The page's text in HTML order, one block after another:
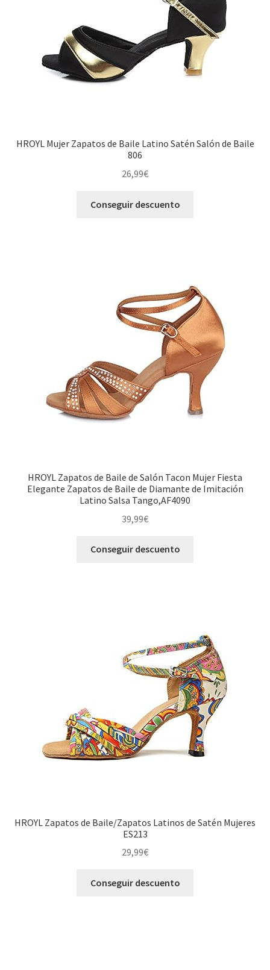
HROYL Mujer Zapatos de Baile Latino Satén Salón de Baile
806
26,99€
Conseguir descuento
HROYL Zapatos de Baile de Salón Tacon Mujer Fiesta
Elegante Zapatos de Baile de Diamante de Imitación
Latino Salsa Tango,AF4090
39,99€
Conseguir descuento
HROYL Zapatos de Baile/Zapatos Latinos de Satén Mujeres
ES213
29,99€
Conseguir descuento